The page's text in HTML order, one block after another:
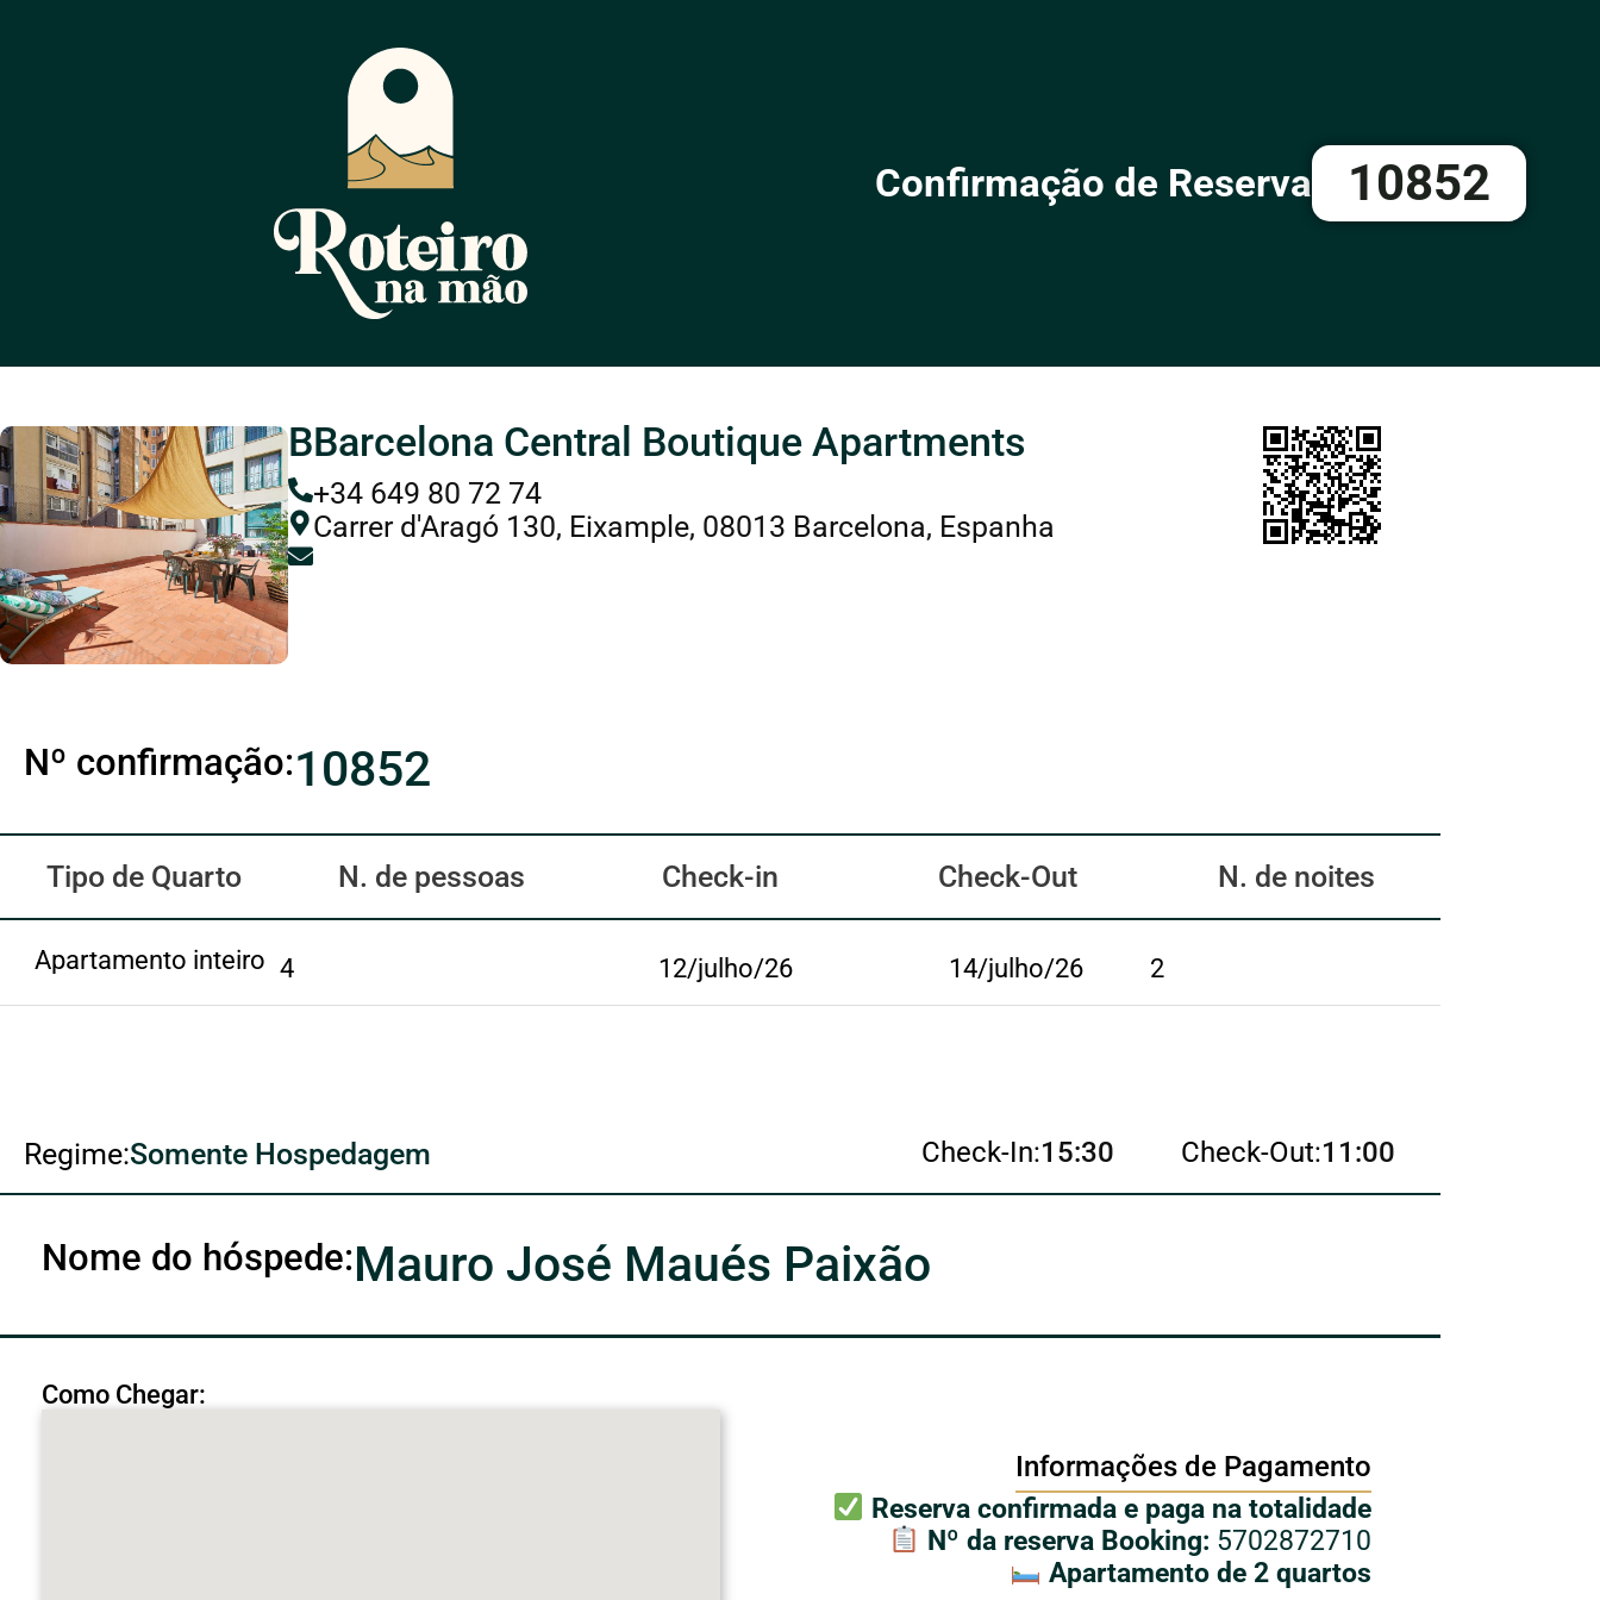
Confirmação de Reserva 10852
BBarcelona Central Boutique Apartments
+34 649 80 72 74
Carrer d'Aragó 130, Eixample, 08013 Barcelona, Espanha
Nº confirmação:10852
Tipo de Quarto N. de pessoas Check-in Check-Out N. de noites
Apartamento inteiro 4 12/julho/26 14/julho/26 2
Regime:Somente Hospedagem Check-In:15:30 Check-Out:11:00
Nome do hóspede:Mauro José Maués Paixão
Como Chegar:
Informações de Pagamento
Reserva confirmada e paga na totalidade
Nº da reserva Booking: 5702872710
Apartamento de 2 quartos